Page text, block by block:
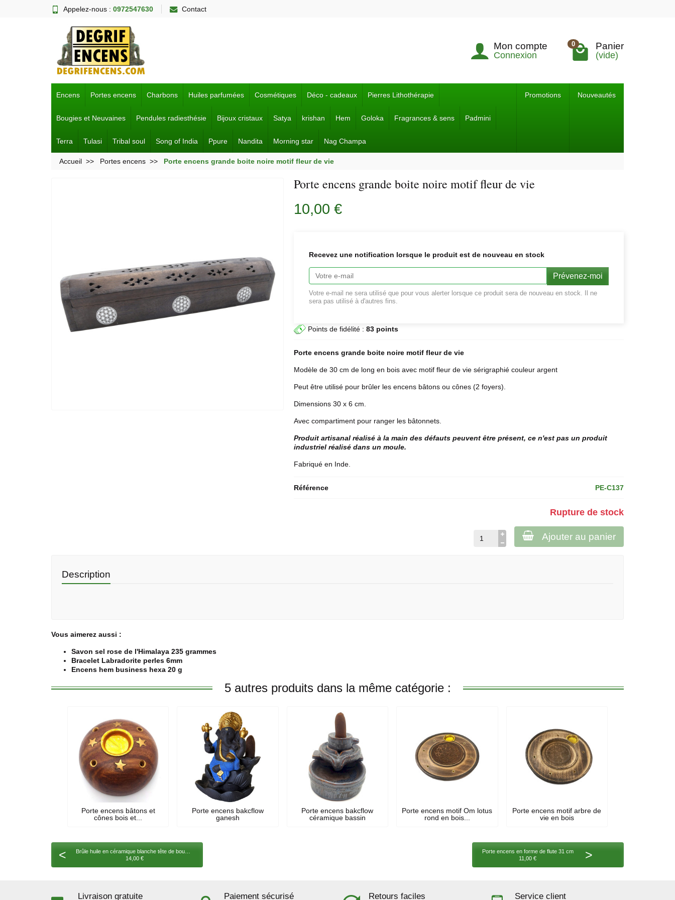
Appelez-nous : 0972547630 Contact
Mon compte
Connexion
0 Panier
(vide)
Encens Portes encens Charbons Huiles parfumées Cosmétiques Déco - cadeaux Pierres Lithothérapie
Bougies et Neuvaines Pendules radiesthésie Bijoux cristaux Satya krishan Hem Goloka Fragrances & sens Padmini
Terra Tulasi Tribal soul Song of India Ppure Nandita Morning star Nag Champa
Promotions Nouveautés
Accueil Portes encens Porte encens grande boite noire motif fleur de vie
Porte encens grande boite noire motif fleur de vie
10,00 €
Recevez une notification lorsque le produit est de nouveau en stock
Prévenez-moi
Votre e-mail ne sera utilisé que pour vous alerter lorsque ce produit sera de nouveau en stock. Il ne
sera pas utilisé à d'autres fins.
Points de fidélité :83 points
Porte encens grande boite noire motif fleur de vie
Modèle de 30 cm de long en bois avec motif fleur de vie sérigraphié couleur argent
Peut être utilisé pour brûler les encens bâtons ou cônes (2 foyers).
Dimensions 30 x 6 cm.
Avec compartiment pour ranger les bâtonnets.
Produit artisanal réalisé à la main des défauts peuvent être présent, ce n'est pas un produit
industriel réalisé dans un moule.
Fabriqué en Inde.
Référence PE-C137
Rupture de stock
Ajouter au panier
Description
Vous aimerez aussi :
Savon sel rose de l'Himalaya 235 grammes
Bracelet Labradorite perles 6mm
Encens hem business hexa 20 g
5 autres produits dans la même catégorie :
Porte encens bâtons et
cônes bois et...
Porte encens bakcflow
ganesh
Porte encens bakcflow
céramique bassin
Porte encens motif Om lotus
rond en bois...
Porte encens motif arbre de
vie en bois
<
Brûle huile en céramique blanche tête de bouddha 14 cm
14,00 €
Porte encens en forme de flute 31 cm
11,00 €
>
Livraison gratuite Paiement sécurisé Retours faciles Service client